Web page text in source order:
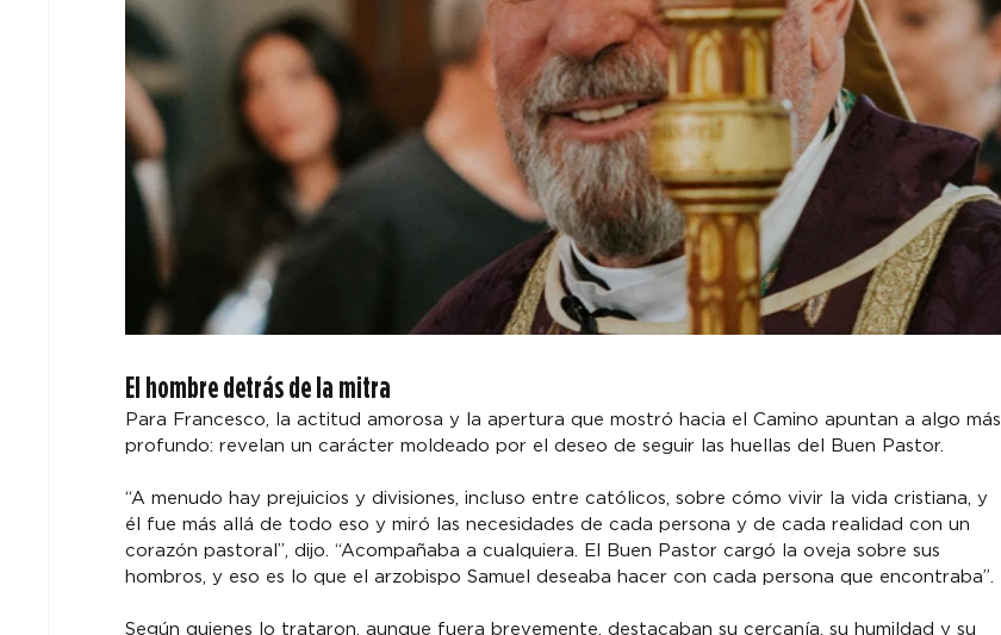
El hombre detrás de la mitra
Para Francesco, la actitud amorosa y la apertura que mostró hacia el Camino apuntan a algo más
profundo: revelan un carácter moldeado por el deseo de seguir las huellas del Buen Pastor.
“A menudo hay prejuicios y divisiones, incluso entre católicos, sobre cómo vivir la vida cristiana, y
él fue más allá de todo eso y miró las necesidades de cada persona y de cada realidad con un
corazón pastoral”, dijo. “Acompañaba a cualquiera. El Buen Pastor cargó la oveja sobre sus
hombros, y eso es lo que el arzobispo Samuel deseaba hacer con cada persona que encontraba”.
Según quienes lo trataron, aunque fuera brevemente, destacaban su cercanía, su humildad y su